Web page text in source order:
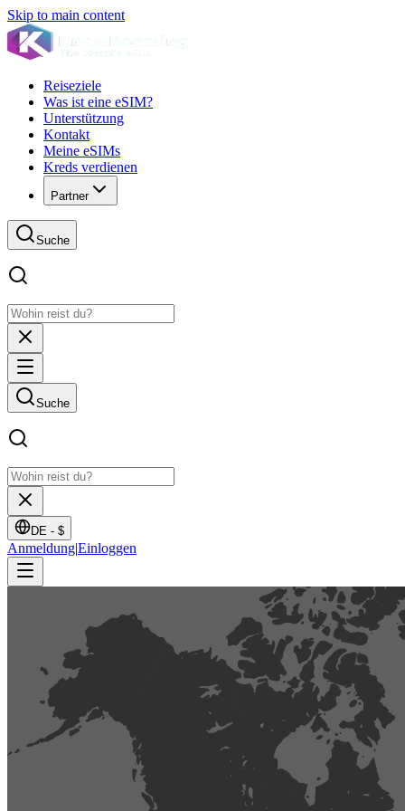
Skip to main content
Reiseziele
Was ist eine eSIM?
Unterstützung
Kontakt
Meine eSIMs
Kreds verdienen
Partner
Suche
Suche
DE - $
Anmeldung|Einloggen